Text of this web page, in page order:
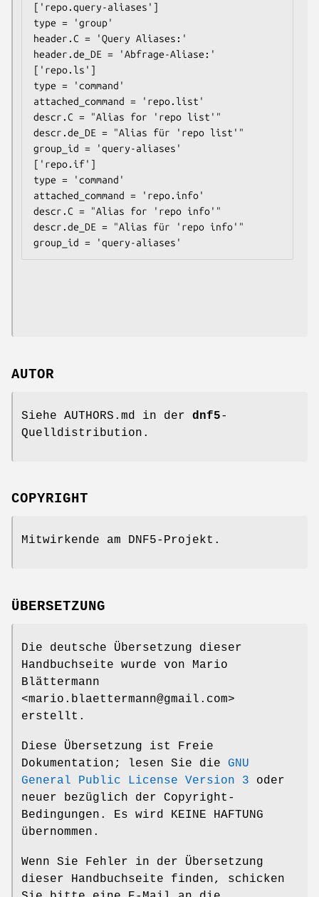
['repo.query-aliases']
type = 'group'
header.C = 'Query Aliases:'
header.de_DE = 'Abfrage-Aliase:'
['repo.ls']
type = 'command'
attached_command = 'repo.list'
descr.C = "Alias for 'repo list'"
descr.de_DE = "Alias für 'repo list'"
group_id = 'query-aliases'
['repo.if']
type = 'command'
attached_command = 'repo.info'
descr.C = "Alias for 'repo info'"
descr.de_DE = "Alias für 'repo info'"
AUTOR
Siehe AUTHORS.md in der dnf5-
Quelldistribution.
COPYRIGHT
Mitwirkende am DNF5-Projekt.
ÜBERSETZUNG
Die deutsche Übersetzung dieser
Handbuchseite wurde von Mario
Blättermann
<mario.blaettermann@gmail.com>
erstellt.
Diese Übersetzung ist Freie
Dokumentation; lesen Sie die GNU
General Public License Version 3 oder
neuer bezüglich der Copyright-
Bedingungen. Es wird KEINE HAFTUNG
übernommen.
Wenn Sie Fehler in der Übersetzung
dieser Handbuchseite finden, schicken